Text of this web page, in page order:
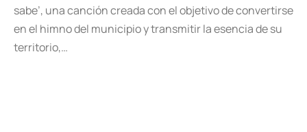
sabe’, una canción creada con el objetivo de convertirse
en el himno del municipio y transmitir la esencia de su
territorio,…